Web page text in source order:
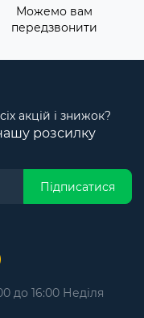
Можемо вам
передзвонити
акцій і знижок?
розсилку
Підписатися
до 16:00 Неділя